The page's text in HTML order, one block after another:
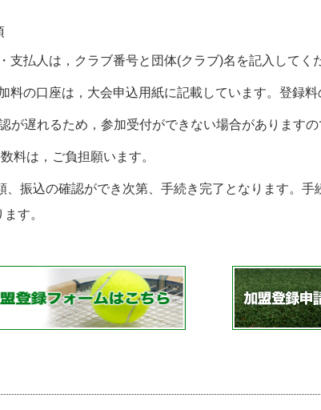
支払人は，クラブ番号と団体(クラブ)名を記入してく
料の口座は，大会申込用紙に記載しています。登録料
遅れるため，参加受付ができない場合がありますの
料は，ご負担願います。
、振込の確認ができ次第、手続き完了となります。手
す。